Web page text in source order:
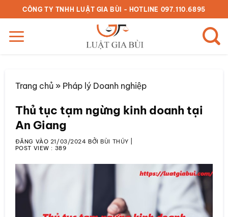
qua
nội
dung
CÔNG TY TNHH LUẬT GIA BÙI - HOTLINE 097.110.6895
Trang chủ» Pháp lý Doanh nghiệp
Thủ tục tạm ngừng kinh doanh tại
An Giang
ĐĂNG VÀO 21/03/2024 BỞIBÙI THÚY
POST VIEW : 389